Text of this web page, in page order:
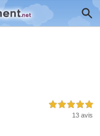
5,0 étoiles sur 5
13 avis